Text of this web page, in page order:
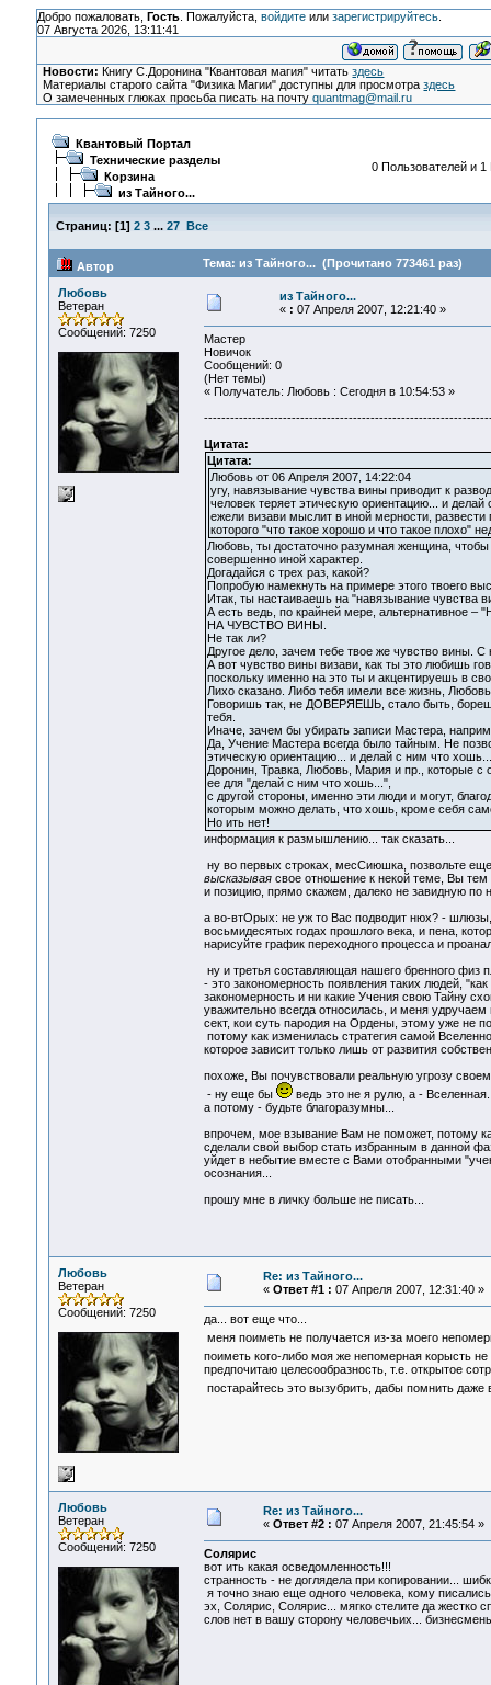
Добро пожаловать, Гость. Пожалуйста, войдитеили зарегистрируйтесь.
07 Августа 2026, 13:11:41
Новости: Книгу С.Доронина "Квантовая магия" читатьздесь
Материалы старого сайта "Физика Магии" доступны для просмотраздесь
О замеченных глюках просьба писать на почтуquantmag@mail.ru
Квантовый Портал
Технические разделы
Корзина
из Тайного...
0 Пользователей и 1
Страниц: [1] 2 3 ... 27 Все
Автор Тема: из Тайного... (Прочитано 773461 раз)
Любовь
Ветеран
Сообщений: 7250
из Тайного...
« : 07 Апреля 2007, 12:21:40 »
Мастер
Новичок
Сообщений: 0
(Нет темы)
« Получатель: Любовь : Сегодня в 10:54:53 »
Цитата:
Цитата:
Любовь от 06 Апреля 2007, 14:22:04
угу, навязывание чувства вины приводит к
человек теряет этическую ориентацию... и
ежели визави мыслит в иной мерности, развести
которого "что такое хорошо и что такое плохо"
Любовь, ты достаточно разумная женщина,
совершенно иной характер.
Догадайся с трех раз, какой?
Попробую намекнуть на примере этого твоего
Итак, ты настаиваешь на "навязывание чувства
А есть ведь, по крайней мере, альтернативное
НА ЧУВСТВО ВИНЫ.
Не так ли?
Другое дело, зачем тебе твое же чувство вины.
А вот чувство вины визави, как ты это любишь
поскольку именно на это ты и акцентируешь в
Лихо сказано. Либо тебя имели все жизнь,
Говоришь так, не ДОВЕРЯЕШЬ, стало быть,
тебя.
Иначе, зачем бы убирать записи Мастера,
Да, Учение Мастера всегда было тайным. Не
этическую ориентацию... и делай с ним что
Доронин, Травка, Любовь, Мария и пр., которые
ее для "делай с ним что хошь...",
с другой стороны, именно эти люди и могут,
которым можно делать, что хошь, кроме себя
Но ить нет!
информация к размышлению... так сказать...
ну во первых строках, месСиюшка, позвольте
высказываясвое отношение к некой теме, Вы
и позицию, прямо скажем, далеко не завидную
а во-втОрых: не уж то Вас подводит нюх? -
восьмидесятых годах прошлого века, и пена,
нарисуйте график переходного процесса и
ну и третья составляющая нашего бренного физ
- это закономерность появления таких людей,
закономерность и ни какие Учения свою Тайну
уважительно всегда относилась, и меня
сект, кои суть пародия на Ордены, этому уже не
потому как изменилась стратегия самой
которое зависит только лишь от развития
похоже, Вы почувствовали реальную угрозу
- ну еще бы
ведь это не я рулю, а -
а потому - будьте благоразумны...
впрочем, мое взывание Вам не поможет, потому
сделали свой выбор стать избранным в данной
уйдет в небытие вместе с Вами отобранными
осознания...
прошу мне в личку больше не писать...
Любовь
Ветеран
Сообщений: 7250
Re: из Тайного...
« Ответ #1 : 07 Апреля 2007, 12:31:40 »
да... вот еще что...
меня поиметь не получается из-за моего
поиметь кого-либо моя же непомерная корысть не
предпочитаю целесообразность, т.е. открытое
постарайтесь это вызубрить, дабы помнить даже
Любовь
Ветеран
Сообщений: 7250
Re: из Тайного...
« Ответ #2 : 07 Апреля 2007, 21:45:54 »
Солярис
вот ить какая осведомленность!!!
странность - не доглядела при копировании...
я точно знаю еще одного человека, кому
эх, Солярис, Солярис... мягко стелите да жестко
слов нет в вашу сторону человечьих...